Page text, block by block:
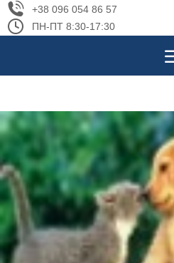
+38 096 054 86 57
ПН-ПТ 8:30-17:30